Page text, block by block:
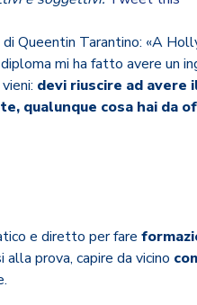
Queentin Tarantino: «A
mi ha fatto avere un
devi riuscire ad avere
qualunque cosa hai da
e diretto per fare
prova, capire da vicino